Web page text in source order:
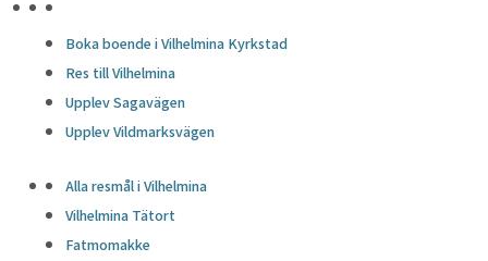
Boka boende i Vilhelmina Kyrkstad
Res till Vilhelmina
Upplev Sagavägen
Upplev Vildmarksvägen
Alla resmål i Vilhelmina
Vilhelmina Tätort
Fatmomakke